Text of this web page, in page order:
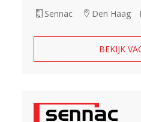
Sennac Den Haag
BEKIJK